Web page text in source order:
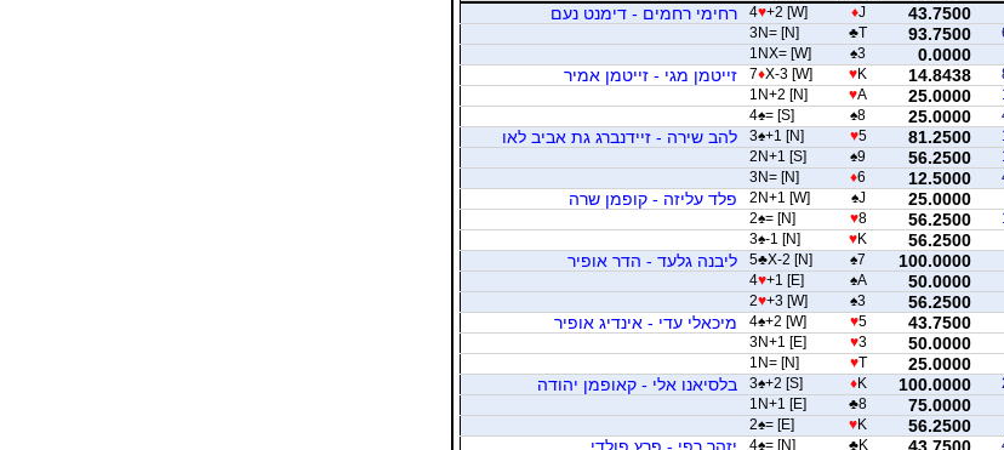
43.7500
♦J
4♥+2 [W] רחימי רחמים - דימנט נעם
93.7500
♣T
3N= [N]
0.0000
♠3
1NX= [W]
14.8438
♥K
7♦X-3 [W] זייטמן מגי - זייטמן אמיר
25.0000
♥A
1N+2 [N]
25.0000
♠8
4♠= [S]
81.2500
♥5
3♠+1 [N] להב שירה - זיידנברג גת אביב לאו
56.2500
♠9
2N+1 [S]
12.5000
♦6
3N= [N]
25.0000
♠J
2N+1 [W] פלד עליזה - קופמן שרה
56.2500
♥8
2♠= [N]
56.2500
♥K
3♠-1 [N]
100.0000
♠7
5♣X-2 [N] ליבנה גלעד - הדר אופיר
50.0000
♠A
4♥+1 [E]
56.2500
♠3
2♥+3 [W]
43.7500
♥5
4♠+2 [W] מיכאלי עדי - אינדיג אופיר
50.0000
♥3
3N+1 [E]
25.0000
♥T
1N= [N]
100.0000
♦K
3♠+2 [S] בלסיאנו אלי - קאופמן יהודה
75.0000
♣8
1N+1 [E]
56.2500
♥K
2♠= [E]
43.7500
♣K
4♠= [N] יזהר רפי - פרץ פולדי